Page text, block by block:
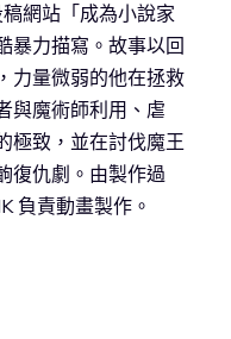
網站「成為小說家
暴力描寫。故事以回
力量微弱的他在拯救
與魔術師利用、虐
極致，並在討伐魔王
復仇劇。由製作過
負責動畫製作。